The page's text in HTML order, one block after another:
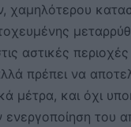
χαμηλότερου
αστικές περιοχές
πρέπει να
μέτρα, και όχι
ενεργοποίηση του